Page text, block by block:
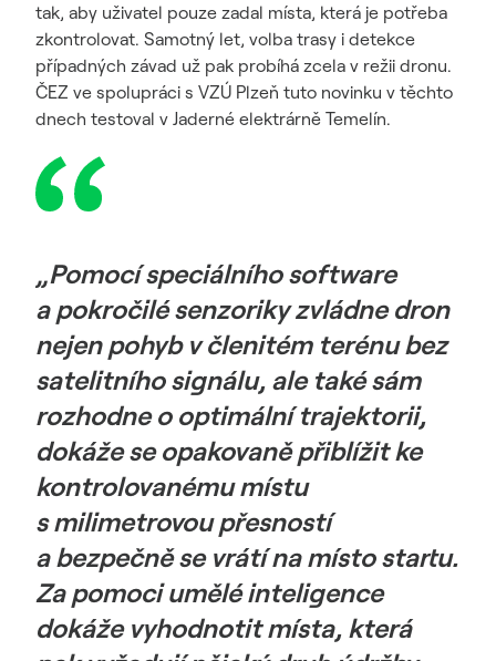
tak, aby uživatel pouze zadal místa, která je potřeba
zkontrolovat. Samotný let, volba trasy i detekce
případných závad už pak probíhá zcela v režii dronu.
ČEZ ve spolupráci s VZÚ Plzeň tuto novinku v těchto
dnech testoval v Jaderné elektrárně Temelín.
„Pomocí speciálního software
a pokročilé senzoriky zvládne dron
nejen pohyb v členitém terénu bez
satelitního signálu, ale také sám
rozhodne o optimální trajektorii,
dokáže se opakovaně přiblížit ke
kontrolovanému místu
s milimetrovou přesností
a bezpečně se vrátí na místo startu.
Za pomoci umělé inteligence
dokáže vyhodnotit místa, která